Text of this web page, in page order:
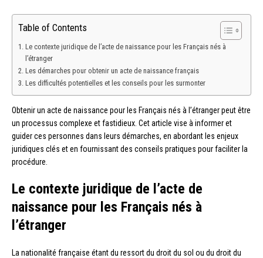
Table of Contents
Le contexte juridique de l’acte de naissance pour les Français nés à
l’étranger
Les démarches pour obtenir un acte de naissance français
Les difficultés potentielles et les conseils pour les surmonter
Obtenir un acte de naissance pour les Français nés à l’étranger peut être
un processus complexe et fastidieux. Cet article vise à informer et
guider ces personnes dans leurs démarches, en abordant les enjeux
juridiques clés et en fournissant des conseils pratiques pour faciliter la
procédure.
Le contexte juridique de l’acte de
naissance pour les Français nés à
l’étranger
La nationalité française étant du ressort du droit du sol ou du droit du